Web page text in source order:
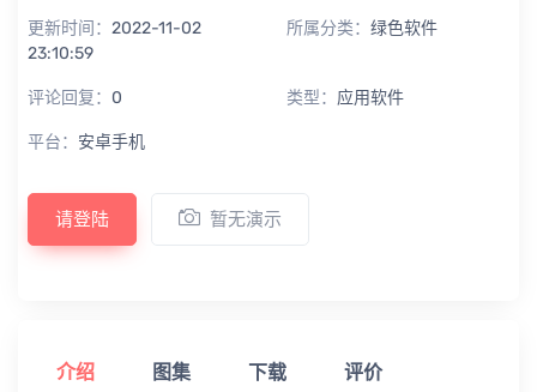
更新时间： 2022-11-02
23:10:59
所属分类： 绿色软件
评论回复： 0 类型： 应用软件
平台： 安卓手机
请登陆 暂无演示
介绍 图集 下载 评价